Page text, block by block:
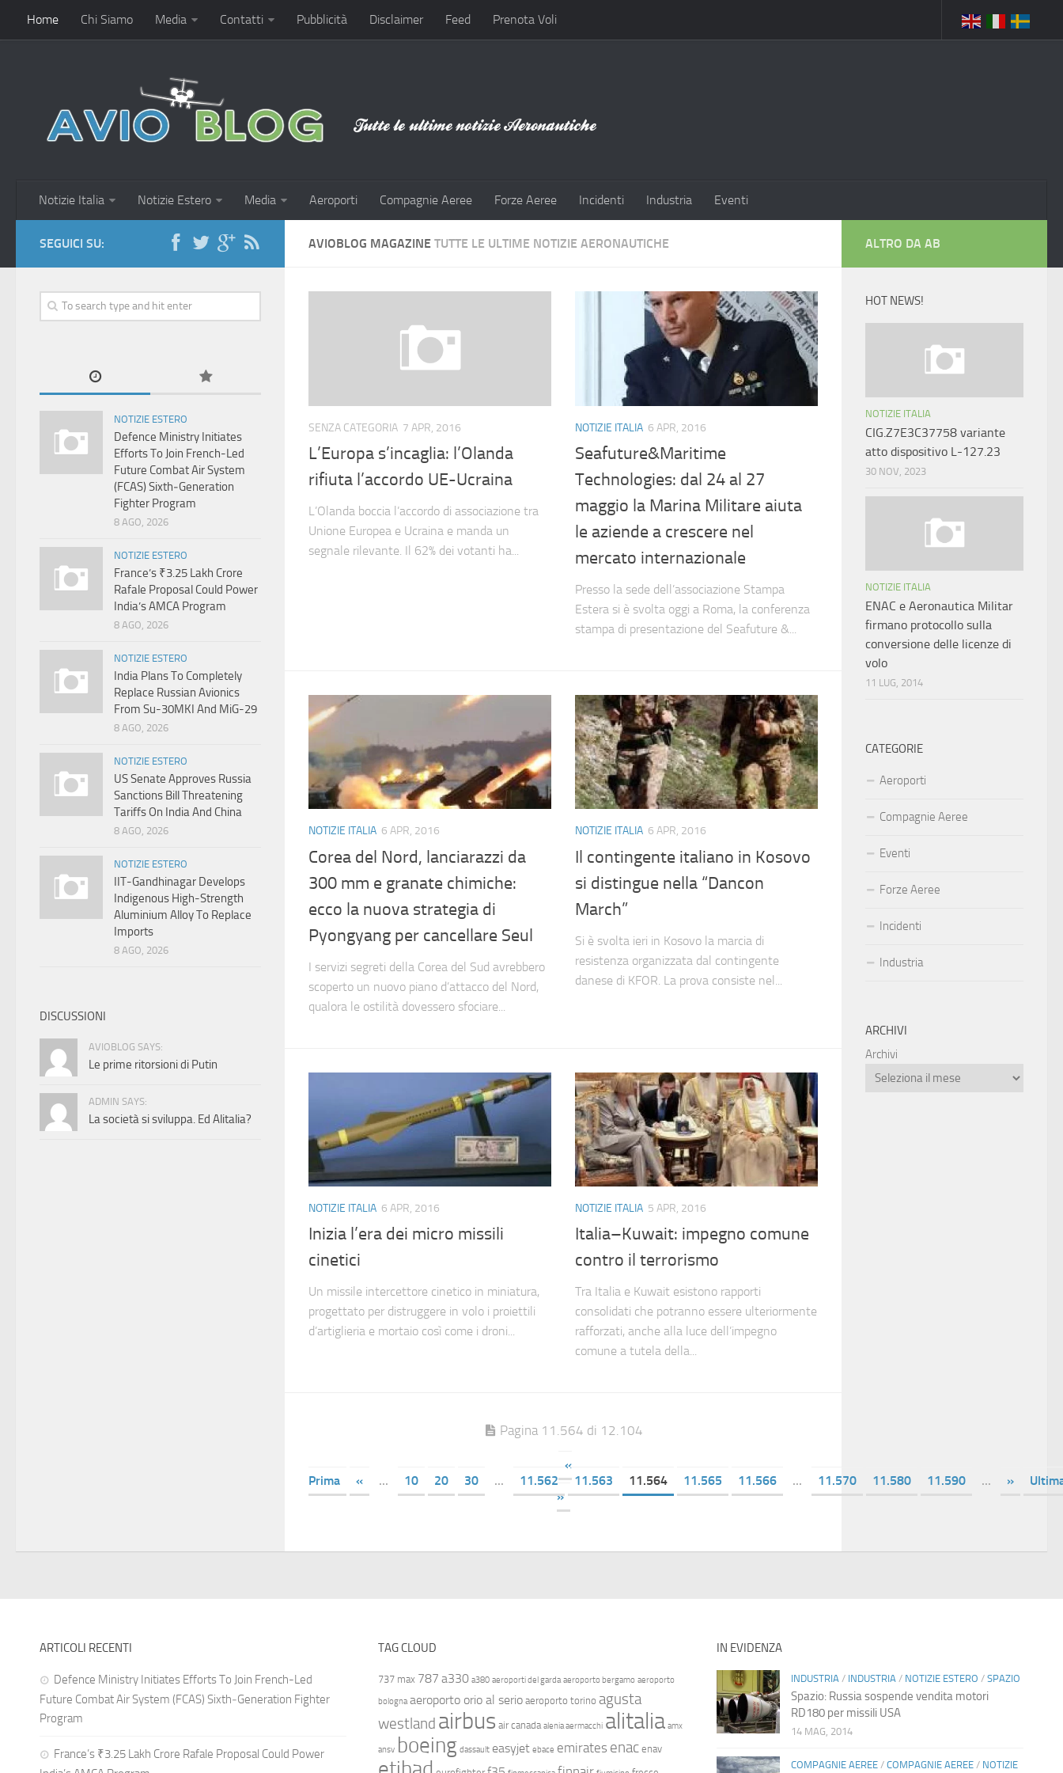
Home Chi Siamo Media Contatti Pubblicità Disclaimer Feed Prenota Voli
Notizie Italia Notizie Estero Media Aeroporti Compagnie Aeree Forze Aeree Incidenti Industria Eventi
AVIOBLOG MAGAZINE TUTTE LE ULTIME NOTIZIE AERONAUTICHE
SENZA CATEGORIA 7 APR, 2016
L’Europa s’incaglia: l’Olanda
rifiuta l’accordo UE-Ucraina
L’Olanda boccia l’accordo di associazione tra
Unione Europea e Ucraina e manda un
segnale rilevante. Il 62% dei votanti ha...
NOTIZIE ITALIA 6 APR, 2016
Seafuture&Maritime
Technologies: dal 24 al 27
maggio la Marina Militare aiuta
le aziende a crescere nel
mercato internazionale
Presso la sede dell’associazione Stampa
Estera si è svolta oggi a Roma, la conferenza
stampa di presentazione del Seafuture &...
NOTIZIE ITALIA 6 APR, 2016
Corea del Nord, lanciarazzi da
300 mm e granate chimiche:
ecco la nuova strategia di
Pyongyang per cancellare Seul
I servizi segreti della Corea del Sud avrebbero
scoperto un nuovo piano d’attacco del Nord,
qualora le ostilità dovessero sfociare...
NOTIZIE ITALIA 6 APR, 2016
Il contingente italiano in Kosovo
si distingue nella “Dancon
March”
Si è svolta ieri in Kosovo la marcia di
resistenza organizzata dal contingente
danese di KFOR. La prova consiste nel...
NOTIZIE ITALIA 6 APR, 2016
Inizia l’era dei micro missili
cinetici
Un missile intercettore cinetico in miniatura,
progettato per distruggere in volo i proiettili
d’artiglieria e mortaio così come i droni...
NOTIZIE ITALIA 5 APR, 2016
Italia–Kuwait: impegno comune
contro il terrorismo
Tra Italia e Kuwait esistono rapporti
consolidati che potranno essere ulteriormente
rafforzati, anche alla luce dell’impegno
comune a tutela della...
Pagina 11.564 di 12.104
«
Prima
« ... 10 20 30 ... 11.562 11.563 11.564 11.565 11.566 ... 11.570 11.580 11.590 ... »
»
SEGUICI SU:
NOTIZIE ESTERO
Defence Ministry Initiates
Efforts To Join French-Led
Future Combat Air System
(FCAS) Sixth‑Generation
Fighter Program
8 AGO, 2026
NOTIZIE ESTERO
France’s ₹3.25 Lakh Crore
Rafale Proposal Could Power
India’s AMCA Program
8 AGO, 2026
NOTIZIE ESTERO
India Plans To Completely
Replace Russian Avionics
From Su-30MKI And MiG-29
8 AGO, 2026
NOTIZIE ESTERO
US Senate Approves Russia
Sanctions Bill Threatening
Tariffs On India And China
8 AGO, 2026
NOTIZIE ESTERO
IIT-Gandhinagar Develops
Indigenous High-Strength
Aluminium Alloy To Replace
Imports
8 AGO, 2026
DISCUSSIONI
AVIOBLOG SAYS:
Le prime ritorsioni di Putin
ADMIN SAYS:
La società si sviluppa. Ed Alitalia?
ALTRO DA AB
HOT NEWS!
NOTIZIE ITALIA
CIG.Z7E3C37758 variante
atto dispositivo L-127.23
30 NOV, 2023
NOTIZIE ITALIA
ENAC e Aeronautica Militar
firmano protocollo sulla
conversione delle licenze di
volo
11 LUG, 2014
CATEGORIE
Aeroporti
Compagnie Aeree
Eventi
Forze Aeree
Incidenti
Industria
ARCHIVI
Archivi
ARTICOLI RECENTI
Defence Ministry Initiates Efforts To Join French-Led
Future Combat Air System (FCAS) Sixth‑Generation Fighter
Program
France’s ₹3.25 Lakh Crore Rafale Proposal Could Power
TAG CLOUD
737 max 787 a330 a380 aeroporti del garda aeroporto bergamo aeroporto
bologna aeroporto orio al serio aeroporto torino agusta
westland airbus air canada alenia aermacchi alitalia amx
ansv boeing dassault easyjet ebace emirates enac enav
IN EVIDENZA
INDUSTRIA/ INDUSTRIA/ NOTIZIE ESTERO / SPAZIO
Spazio: Russia sospende vendita motori
RD180 per missili USA
14 MAG, 2014
COMPAGNIE AEREE/ COMPAGNIE AEREE/ NOTIZIE